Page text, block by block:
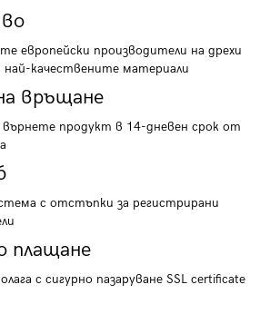
европейски производители на дрехи
най-качествените материали
връщане
продукт в 14-дневен срок от
с отстъпки за регистрирани
плащане
с сигурно пазаруване SSL certificate